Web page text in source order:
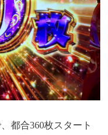
都合360枚スタート